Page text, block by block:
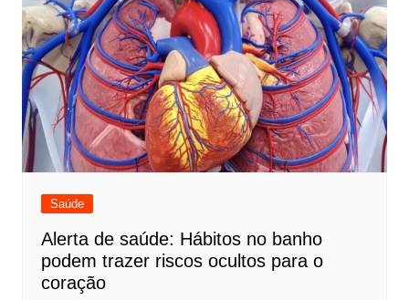
Saúde
Alerta de saúde: Hábitos no banho
podem trazer riscos ocultos para o
coração